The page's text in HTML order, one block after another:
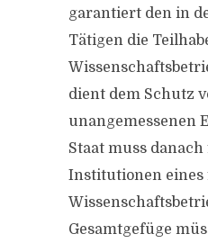
garantiert den in
Tätigen die
dient dem Schutz
unangemessenen
Staat muss
Institutionen eines
Gesamtgefüge